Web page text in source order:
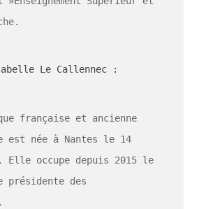
Le Callennec :
française et ancienne
est née à Nantes le 14
Elle occupe depuis 2015 le
présidente des